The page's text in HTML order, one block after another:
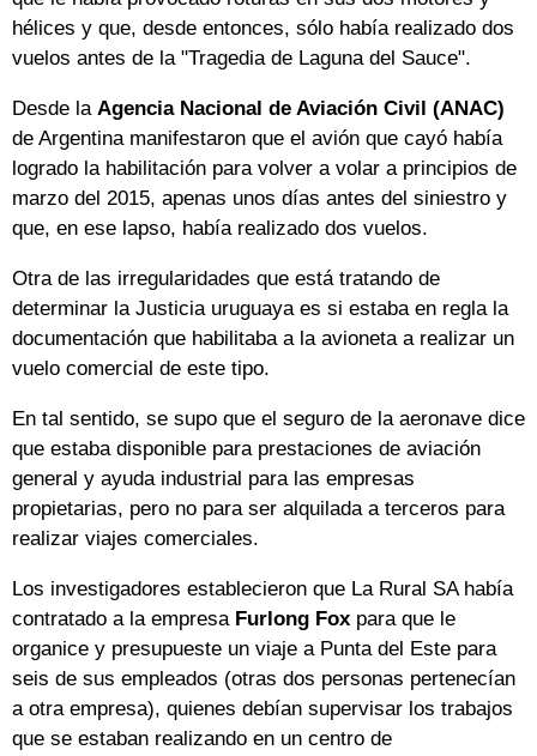
hélices y que, desde entonces, sólo había realizado dos
vuelos antes de la "Tragedia de Laguna del Sauce".
Desde la Agencia Nacional de Aviación Civil (ANAC)
de Argentina manifestaron que el avión que cayó había
logrado la habilitación para volver a volar a principios de
marzo del 2015, apenas unos días antes del siniestro y
que, en ese lapso, había realizado dos vuelos.
Otra de las irregularidades que está tratando de
determinar la Justicia uruguaya es si estaba en regla la
documentación que habilitaba a la avioneta a realizar un
vuelo comercial de este tipo.
En tal sentido, se supo que el seguro de la aeronave dice
que estaba disponible para prestaciones de aviación
general y ayuda industrial para las empresas
propietarias, pero no para ser alquilada a terceros para
realizar viajes comerciales.
Los investigadores establecieron que La Rural SA había
contratado a la empresa Furlong Fox para que le
organice y presupueste un viaje a Punta del Este para
seis de sus empleados (otras dos personas pertenecían
a otra empresa), quienes debían supervisar los trabajos
que se estaban realizando en un centro de